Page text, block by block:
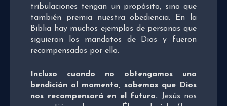
tribulaciones tengan un propósito, sino que
también premia nuestra obediencia. En la
Biblia hay muchos ejemplos de personas que
siguieron los mandatos de Dios y fueron
recompensados por ello.
Incluso cuando no obtengamos una
bendición al momento, sabemos que Dios
nos recompensará en el futuro.
Jesús nos